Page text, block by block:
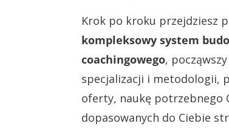
Krok po kroku przejdziesz
kompleksowy system
coachingowego,
specjalizacji i metodologii,
oferty, naukę potrzebnego
dopasowanych do Ciebie